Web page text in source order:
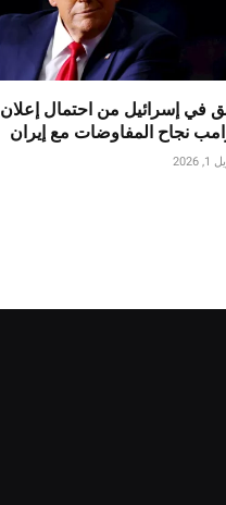
في إسرائيل من احتمال إعلان
نجاح المفاوضات مع إيران
2026